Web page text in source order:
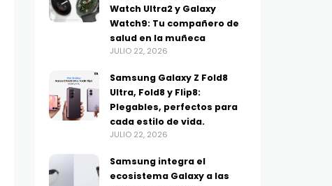
Watch Ultra2 y Galaxy
Watch9: Tu compañero de
salud en la muñeca
JULIO 22, 2026
Samsung Galaxy Z Fold8
Ultra, Fold8 y Flip8:
Plegables, perfectos para
cada estilo de vida.
JULIO 22, 2026
Samsung integra el
ecosistema Galaxy a las